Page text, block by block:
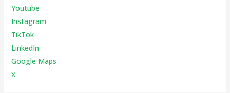
Youtube
Instagram
TikTok
LinkedIn
Google Maps
X